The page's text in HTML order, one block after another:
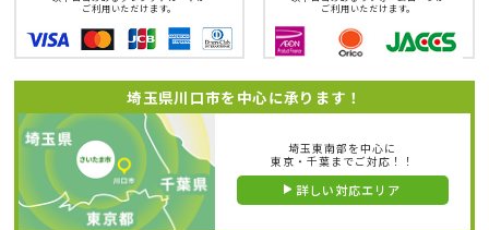
ご利用いただけます。
ご利用いただけます。
埼玉県川口市を中心に承ります！
埼玉東南部を中心に
東京・千葉までご対応！！
詳しい対応エリア